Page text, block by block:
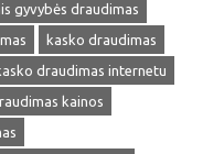
gyvybės draudimas
kasko draudimas
draudimas internetu
kainos